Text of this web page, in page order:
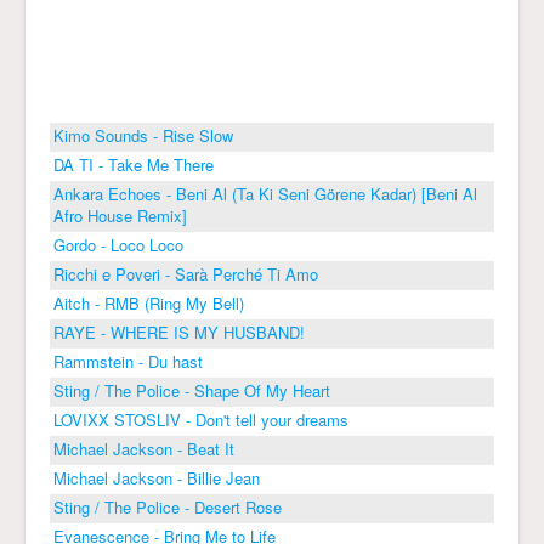
Kimo Sounds - Rise Slow
DA TI - Take Me There
Ankara Echoes - Beni Al (Ta Ki Seni Görene Kadar) [Beni Al
Afro House Remix]
Gordo - Loco Loco
Ricchi e Poveri - Sarà Perché Ti Amo
Aitch - RMB (Ring My Bell)
RAYE - WHERE IS MY HUSBAND!
Rammstein - Du hast
Sting / The Police - Shape Of My Heart
LOVIXX STOSLIV - Don't tell your dreams
Michael Jackson - Beat It
Michael Jackson - Billie Jean
Sting / The Police - Desert Rose
Evanescence - Bring Me to Life